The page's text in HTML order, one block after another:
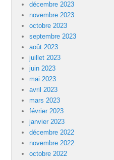
décembre 2023
novembre 2023
octobre 2023
septembre 2023
août 2023
juillet 2023
juin 2023
mai 2023
avril 2023
mars 2023
février 2023
janvier 2023
décembre 2022
novembre 2022
octobre 2022